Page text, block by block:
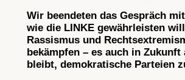
Wir beendeten das Gespräch
wie die LINKE gewährleisten
Rassismus und
bekämpfen – es auch in
bleibt, demokratische Parteien